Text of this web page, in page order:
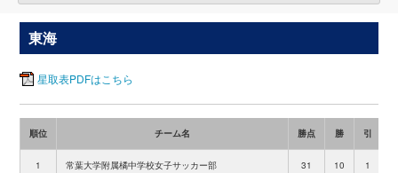
東海
星取表PDFはこちら
順位 チーム名 勝点 勝 引
1 常葉大学附属橘中学校女子サッカー部 31 10 1